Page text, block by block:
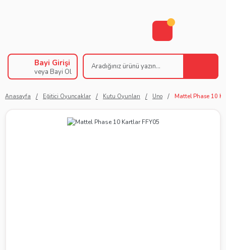
Bayi Girişi
veya Bayi Ol
Anasayfa Eğitici Oyuncaklar Kutu Oyunları Uno Mattel Phase 10